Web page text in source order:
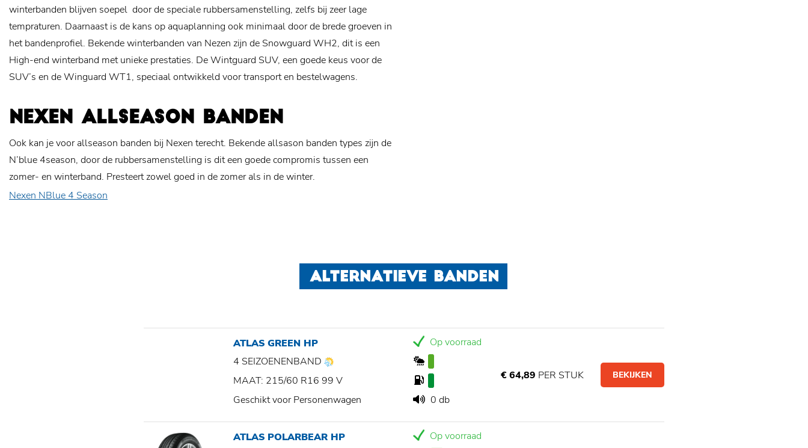
winterbanden blijven soepel door de speciale rubbersamenstelling, zelfs bij zeer lage
tempraturen. Daarnaast is de kans op aquaplanning ook minimaal door de brede groeven in
het bandenprofiel. Bekende winterbanden van Nezen zijn de Snowguard WH2, dit is een
High-end winterband met unieke prestaties. De Wintguard SUV, een goede keus voor de
SUV’s en de Winguard WT1, speciaal ontwikkeld voor transport en bestelwagens.
NEXEN ALLSEASON BANDEN
Ook kan je voor allseason banden bij Nexen terecht. Bekende allsason banden types zijn de
N’blue 4season, door de rubbersamenstelling is dit een goede compromis tussen een
zomer- en winterband. Presteert zowel goed in de zomer als in de winter.
Nexen NBlue 4 Season
ALTERNATIEVE BANDEN
ATLAS GREEN HP
4 SEIZOENENBAND
MAAT: 215/60 R16 99 V
Geschikt voor Personenwagen
Op voorraad
0 db
€ 64,89 PER STUK BEKIJKEN
ATLAS POLARBEAR HP
Op voorraad